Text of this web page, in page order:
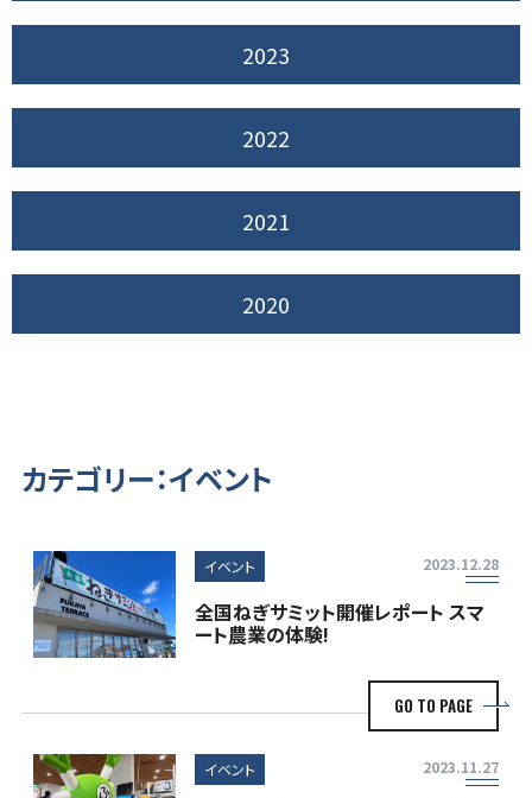
2023
2022
2021
2020
カテゴリー：イベント
イベント 2023.12.28
全国ねぎサミット開催レポート スマ
ート農業の体験!
GO TO PAGE
イベント 2023.11.27